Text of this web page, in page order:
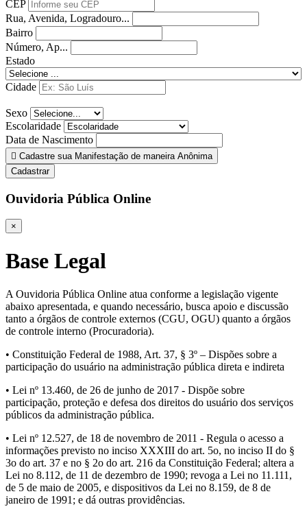
CEP
Rua, Avenida, Logradouro...
Bairro
Número, Ap...
Estado
Cidade
Sexo
Escolaridade
Data de Nascimento
Cadastre sua Manifestação de maneira Anônima
Cadastrar
Ouvidoria Pública Online
×
Base Legal
A Ouvidoria Pública Online atua conforme a legislação vigente
abaixo apresentada, e quando necessário, busca apoio e discussão
tanto a órgãos de controle externos (CGU, OGU) quanto a órgãos
de controle interno (Procuradoria).
• Constituição Federal de 1988, Art. 37, § 3º – Dispões sobre a
participação do usuário na administração pública direta e indireta
• Lei nº 13.460, de 26 de junho de 2017 - Dispõe sobre
participação, proteção e defesa dos direitos do usuário dos serviços
públicos da administração pública.
• Lei nº 12.527, de 18 de novembro de 2011 - Regula o acesso a
informações previsto no inciso XXXIII do art. 5o, no inciso II do §
3o do art. 37 e no § 2o do art. 216 da Constituição Federal; altera a
Lei no 8.112, de 11 de dezembro de 1990; revoga a Lei no 11.111,
de 5 de maio de 2005, e dispositivos da Lei no 8.159, de 8 de
janeiro de 1991; e dá outras providências.